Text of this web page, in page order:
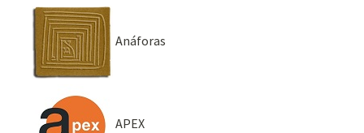
Anáforas
APEX